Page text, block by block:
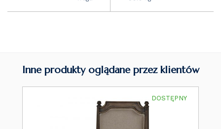
Inne produkty oglądane przez klientów
DOSTĘPNY